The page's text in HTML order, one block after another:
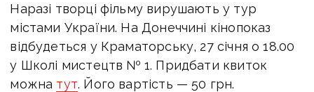
Наразі творці фільму вирушають у тур
містами України. На Донеччині кінопоказ
відбудеться у Краматорську, 27 січня о 18.00
у Школі мистецтв № 1. Придбати квиток
можна тут. Його вартість — 50 грн.